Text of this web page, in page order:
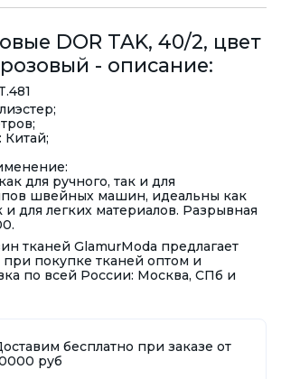
DOR TAK, 40/2, цвет
- описание:
Китай;
для ручного, так и для
швейных машин, идеальны как
и для легких материалов. Разрывная
тканей GlamurModa предлагает
покупке тканей оптом и
по всей России: Москва, СПб и
бесплатно при заказе от
руб